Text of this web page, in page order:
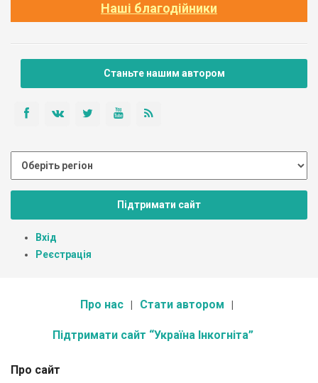
Наші благодійники
Станьте нашим автором
Підтримати сайт
Вхід
Реєстрація
Про нас Стати автором
Підтримати сайт “Україна Інкогніта”
Про сайт